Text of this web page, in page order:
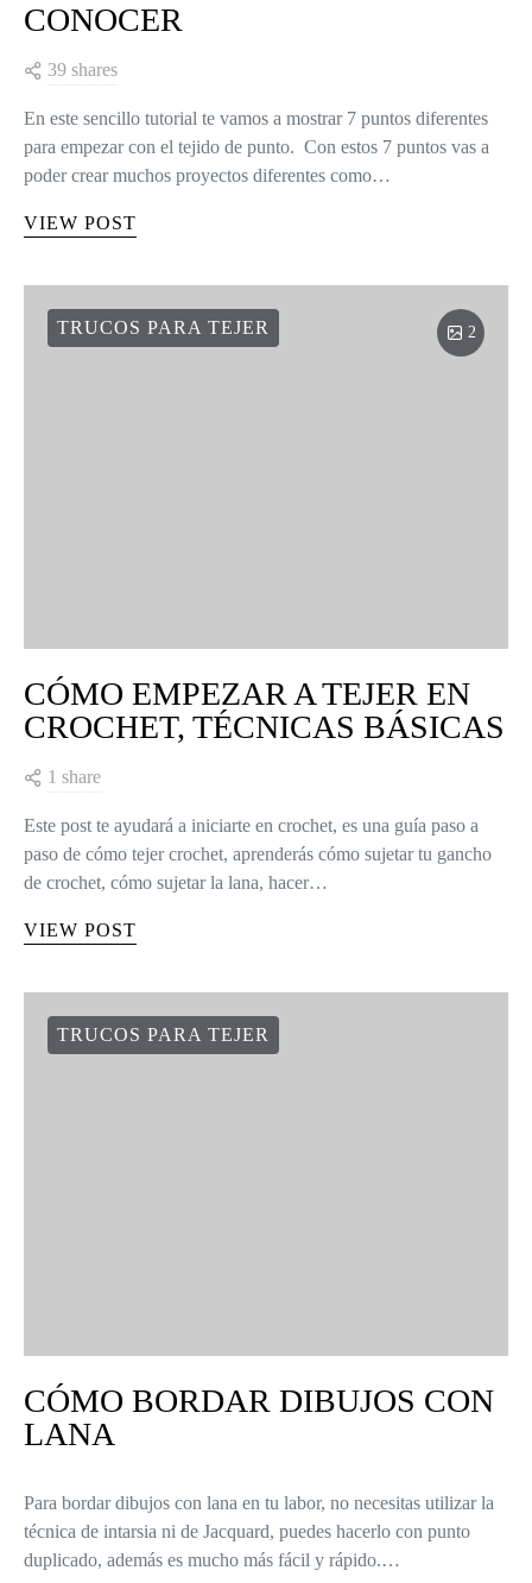
CONOCER
39 shares
En este sencillo tutorial te vamos a mostrar 7 puntos diferentes
para empezar con el tejido de punto. Con estos 7 puntos vas a
poder crear muchos proyectos diferentes como…
VIEW POST
TRUCOS PARA TEJER 2
CÓMO EMPEZAR A TEJER EN
CROCHET, TÉCNICAS BÁSICAS
1 share
Este post te ayudará a iniciarte en crochet, es una guía paso a
paso de cómo tejer crochet, aprenderás cómo sujetar tu gancho
de crochet, cómo sujetar la lana, hacer…
VIEW POST
TRUCOS PARA TEJER
CÓMO BORDAR DIBUJOS CON
LANA
Para bordar dibujos con lana en tu labor, no necesitas utilizar la
técnica de intarsia ni de Jacquard, puedes hacerlo con punto
duplicado, además es mucho más fácil y rápido.…